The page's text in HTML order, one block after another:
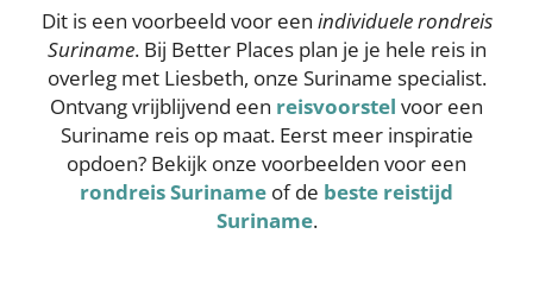
Dit is een voorbeeld voor een individuele rondreis
Suriname. Bij Better Places plan je je hele reis in
overleg met Liesbeth, onze Suriname specialist.
Ontvang vrijblijvend een reisvoorstel voor een
Suriname reis op maat. Eerst meer inspiratie
opdoen? Bekijk onze voorbeelden voor een
rondreis Suriname of de beste reistijd
Suriname.